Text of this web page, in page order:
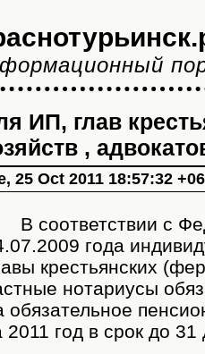
ИП, глав
,
25 Oct 2011 18:57:32
соответствии с
года
крестьянских
нотариусы
обязательное
2011 год в срок до 31